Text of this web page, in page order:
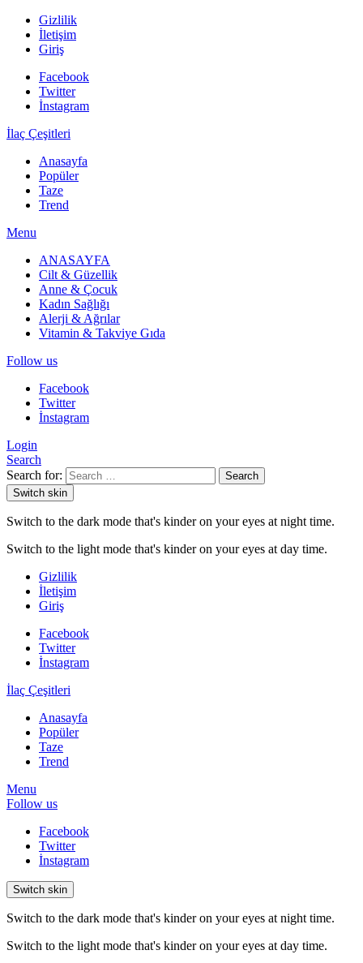
Gizlilik
İletişim
Giriş
Facebook
Twitter
İnstagram
İlaç Çeşitleri
Anasayfa
Popüler
Taze
Trend
Menu
ANASAYFA
Cilt & Güzellik
Anne & Çocuk
Kadın Sağlığı
Alerji & Ağrılar
Vitamin & Takviye Gıda
Follow us
Facebook
Twitter
İnstagram
Login
Search
Search for:
Search
Switch skin
Switch to the dark mode that's kinder on your eyes at night time.
Switch to the light mode that's kinder on your eyes at day time.
Gizlilik
İletişim
Giriş
Facebook
Twitter
İnstagram
İlaç Çeşitleri
Anasayfa
Popüler
Taze
Trend
Menu
Follow us
Facebook
Twitter
İnstagram
Switch skin
Switch to the dark mode that's kinder on your eyes at night time.
Switch to the light mode that's kinder on your eyes at day time.